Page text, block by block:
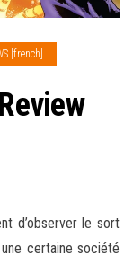
[french]
d’observer le sort
certaine société